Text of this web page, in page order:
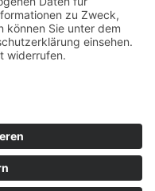
AGB
RÜCKSENDUNG
WIDERRUF